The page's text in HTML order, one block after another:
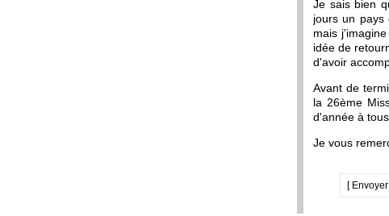
Je sais bien
jours un pays
mais
idée de
d'avoir
Avant de
la 26ème
d'année à tous.
Je vous
[